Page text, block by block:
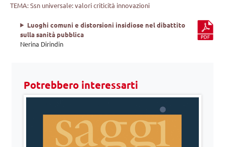
TEMA: Ssn universale: valori criticità innovazioni
Luoghi comuni e distorsioni insidiose nel dibattito
sulla sanità pubblica
Nerina Dirindin
Potrebbero interessarti